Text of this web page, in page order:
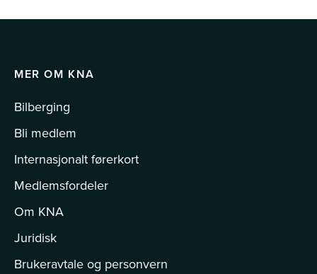
MER OM KNA
Bilberging
Bli medlem
Internasjonalt førerkort
Medlemsfordeler
Om KNA
Juridisk
Brukeravtale og personvern